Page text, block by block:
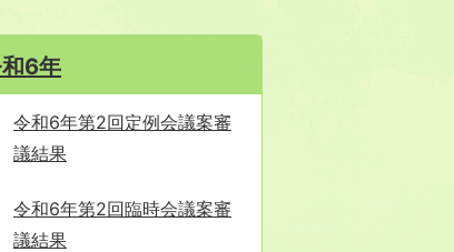
6年
令和6年第2回定例会議案審
議結果
令和6年第2回臨時会議案審
議結果